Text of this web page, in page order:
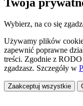
Wybierz, na co się
Używamy plików
zapewnić poprawne
treści. Zgodnie z
zgadzasz. Szczegóły w
Zaakceptuj wszystkie